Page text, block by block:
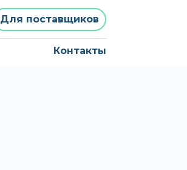
Для поставщиков
Контакты